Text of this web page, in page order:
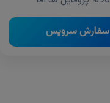
سفارش سرویس